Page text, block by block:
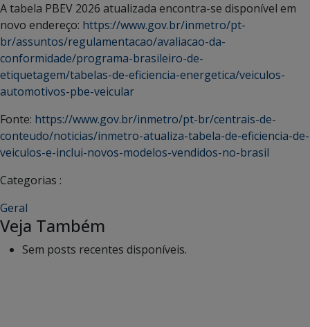
A tabela PBEV 2026 atualizada encontra-se disponível em
novo endereço: https://www.gov.br/inmetro/pt-
br/assuntos/regulamentacao/avaliacao-da-
conformidade/programa-brasileiro-de-
etiquetagem/tabelas-de-eficiencia-energetica/veiculos-
automotivos-pbe-veicular
Fonte: https://www.gov.br/inmetro/pt-br/centrais-de-
conteudo/noticias/inmetro-atualiza-tabela-de-eficiencia-de-
veiculos-e-inclui-novos-modelos-vendidos-no-brasil
Categorias :
Geral
Veja Também
Sem posts recentes disponíveis.